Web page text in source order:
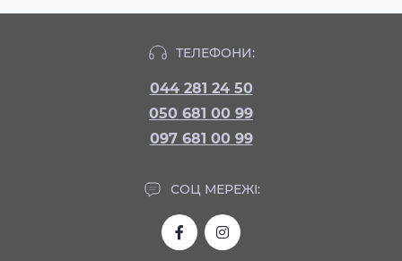
ТЕЛЕФОНИ:
044 281 24 50
050 681 00 99
097 681 00 99
СОЦ МЕРЕЖІ: